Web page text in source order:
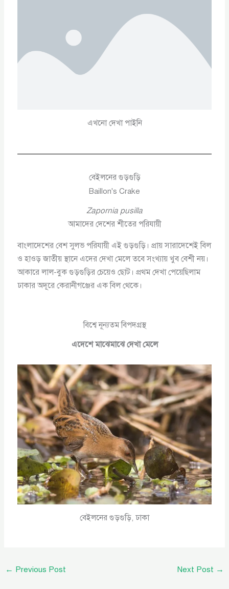
এখনো দেখা পাইনি
বেইলনের গুড়গুড়ি
Baillon's Crake
Zapornia pusilla
আমাদের দেশের শীতের পরিযায়ী
বাংলাদেশের বেশ সুলভ পরিযায়ী এই গুড়গুড়ি। প্রায় সারাদেশেই বিল
ও হাওড় জাতীয় স্থানে এদের দেখা মেলে তবে সংখ্যায় খুব বেশী নয়।
আকারে লাল-বুক গুড়গুড়ির চেয়েও ছোট। প্রথম দেখা পেয়েছিলাম
ঢাকার অদূরে কেরানীগঞ্জের এক বিল থেকে।
বিশ্বে নূন্যতম বিপদগ্রস্থ
এদেশে মাঝেমাঝে দেখা মেলে
বেইলনের গুড়গুড়ি, ঢাকা
← Previous Post Next Post →